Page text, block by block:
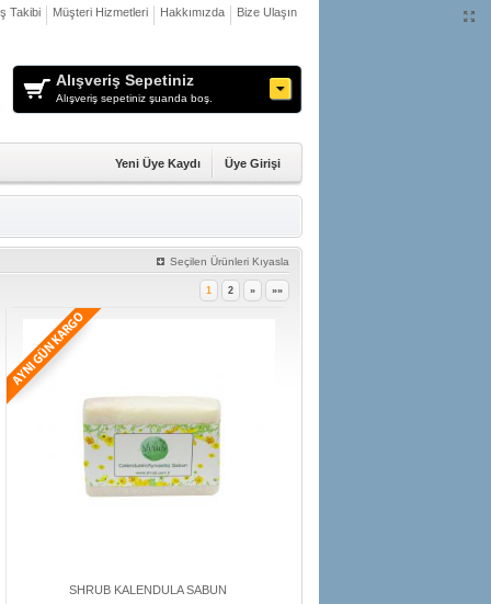
Alışveriş Sepetiniz
Alışveriş sepetiniz şuanda boş.
Üye Girişi
Yeni Üye Kaydı
Bize Ulaşın
Hakkımızda
Müşteri Hizmetleri
Takibi
Seçilen Ürünleri Kıyasla
1 2 » »»
SHRUB KALENDULA SABUN